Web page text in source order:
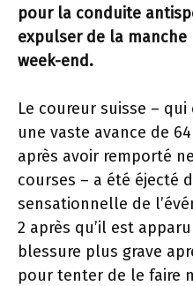
pour la conduite
expulser de la
week-end.
Le coureur suisse –
une vaste avance de
après avoir remporté
courses – a été éjecté
sensationnelle de
2 après qu’il est
blessure plus grave
pour tenter de le faire